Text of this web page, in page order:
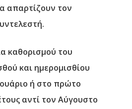
απαρτίζουν τον
καθορισμού του
και ημερομισθίου
ή στο πρώτο
αντί τον Αύγουστο